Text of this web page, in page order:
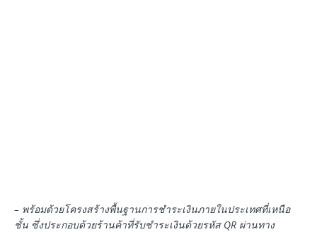
– พร้อมด้วยโครงสร้างพื้นฐานการชำระเงินภายในประเทศที่เหนือ
ชั้น ซึ่งประกอบด้วยร้านค้าที่รับชำระเงินด้วยรหัสQR ผ่านทาง